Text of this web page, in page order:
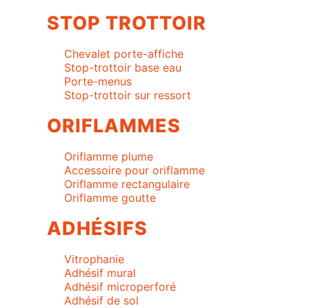
STOP TROTTOIR
Chevalet porte-affiche
Stop-trottoir base eau
Porte-menus
Stop-trottoir sur ressort
ORIFLAMMES
Oriflamme plume
Accessoire pour oriflamme
Oriflamme rectangulaire
Oriflamme goutte
ADHÉSIFS
Vitrophanie
Adhésif mural
Adhésif microperforé
Adhésif de sol